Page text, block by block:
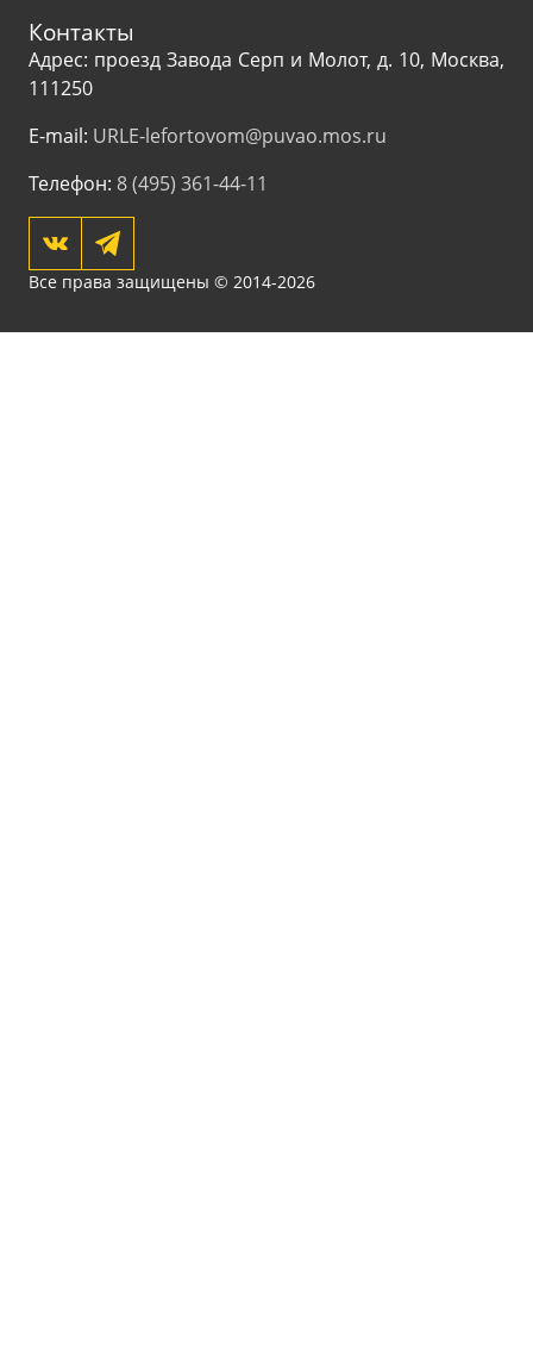
Контакты
Адрес: проезд Завода Серп и Молот, д. 10, Москва,
111250
E-mail: URLE-lefortovom@puvao.mos.ru
Телефон: 8 (495) 361-44-11
Все права защищены © 2014-2026